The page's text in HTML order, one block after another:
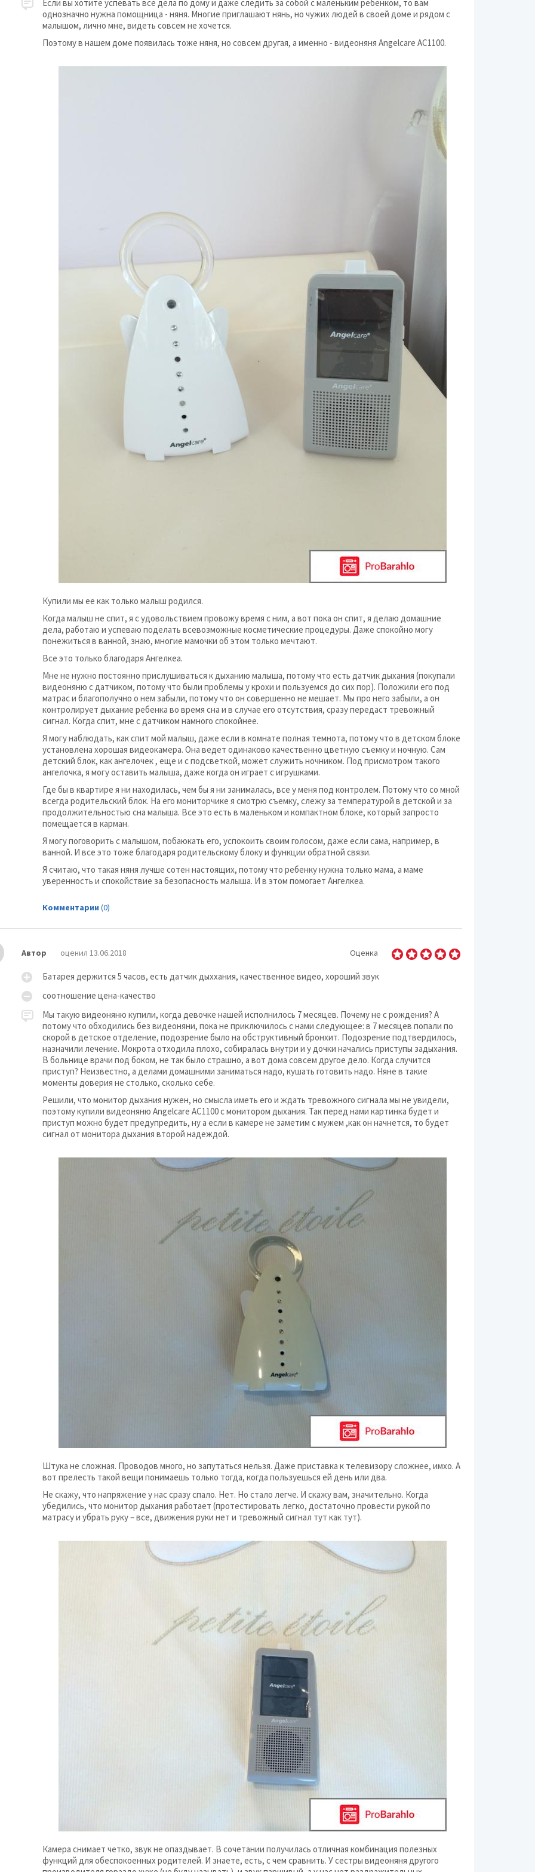
Если вы хотите успевать все дела по дому и даже следить за собой с маленьким ребенком, то вам
однозначно нужна помощница - няня. Многие приглашают нянь, но чужих людей в своей доме и рядом с
малышом, лично мне, видеть совсем не хочется.
Поэтому в нашем доме появилась тоже няня, но совсем другая, а именно - видеоняня Angelcare AC1100.
Купили мы ее как только малыш родился.
Когда малыш не спит, я с удовольствием провожу время с ним, а вот пока он спит, я делаю домашние
дела, работаю и успеваю поделать всевозможные косметические процедуры. Даже спокойно могу
понежиться в ванной, знаю, многие мамочки об этом только мечтают.
Все это только благодаря Ангелкеа.
Мне не нужно постоянно прислушиваться к дыханию малыша, потому что есть датчик дыхания (покупали
видеоняню с датчиком, потому что были проблемы у крохи и пользуемся до сих пор). Положили его под
матрас и благополучно о нем забыли, потому что он совершенно не мешает. Мы про него забыли, а он
контролирует дыхание ребенка во время сна и в случае его отсутствия, сразу передаст тревожный
сигнал. Когда спит, мне с датчиком намного спокойнее.
Я могу наблюдать, как спит мой малыш, даже если в комнате полная темнота, потому что в детском блоке
установлена хорошая видеокамера. Она ведет одинаково качественно цветную съемку и ночную. Сам
детский блок, как ангелочек , еще и с подсветкой, может служить ночником. Под присмотром такого
ангелочка, я могу оставить малыша, даже когда он играет с игрушками.
Где бы в квартире я ни находилась, чем бы я ни занималась, все у меня под контролем. Потому что со мной
всегда родительский блок. На его мониторчике я смотрю съемку, слежу за температурой в детской и за
продолжительностью сна малыша. Все это есть в маленьком и компактном блоке, который запросто
помещается в карман.
Я могу поговорить с малышом, побаюкать его, успокоить своим голосом, даже если сама, например, в
ванной. И все это тоже благодаря родительскому блоку и функции обратной связи.
Я считаю, что такая няня лучше сотен настоящих, потому что ребенку нужна только мама, а маме
уверенность и спокойствие за безопасность малыша. И в этом помогает Ангелкеа.
Комментарии (0)
Автор оценил 13.06.2018 Оценка
Батарея держится 5 часов, есть датчик дыххания, качественное видео, хороший звук
соотношение цена-качество
Мы такую видеоняню купили, когда девочке нашей исполнилось 7 месяцев. Почему не с рождения? А
потому что обходились без видеоняни, пока не приключилось с нами следующее: в 7 месяцев попали по
скорой в детское отделение, подозрение было на обструктивный бронхит. Подозрение подтвердилось,
назначили лечение. Мокрота отходила плохо, собиралась внутри и у дочки начались приступы задыхания.
В больнице врачи под боком, не так было страшно, а вот дома совсем другое дело. Когда случится
приступ? Неизвестно, а делами домашними заниматься надо, кушать готовить надо. Няне в такие
моменты доверия не столько, сколько себе.
Решили, что монитор дыхания нужен, но смысла иметь его и ждать тревожного сигнала мы не увидели,
поэтому купили видеоняню Angelcare AC1100 с монитором дыхания. Так перед нами картинка будет и
приступ можно будет предупредить, ну а если в камере не заметим с мужем ,как он начнется, то будет
сигнал от монитора дыхания второй надеждой.
Штука не сложная. Проводов много, но запутаться нельзя. Даже приставка к телевизору сложнее, имхо. А
вот прелесть такой вещи понимаешь только тогда, когда пользуешься ей день или два.
Не скажу, что напряжение у нас сразу спало. Нет. Но стало легче. И скажу вам, значительно. Когда
убедились, что монитор дыхания работает (протестировать легко, достаточно провести рукой по
матрасу и убрать руку – все, движения руки нет и тревожный сигнал тут как тут).
Камера снимает четко, звук не опаздывает. В сочетании получилась отличная комбинация полезных
функций для обеспокоенных родителей. И знаете, есть, с чем сравнить. У сестры видеоняня другого
Питание для мам
Посуда и кормление
Разное (дети и
Средства
Транспортировка